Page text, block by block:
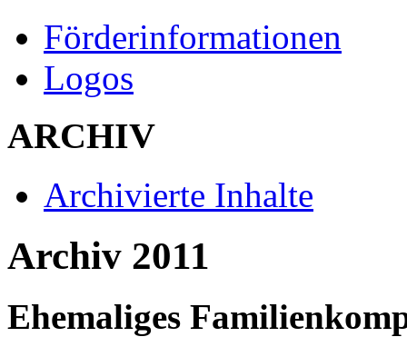
Förderinformationen
Logos
ARCHIV
Archivierte Inhalte
Archiv 2011
Ehemaliges